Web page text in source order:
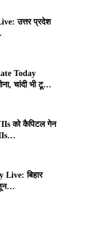
उत्तर प्रदेश
Today
चांदी भी टू…
को कैपिटल गेन
Live: बिहार